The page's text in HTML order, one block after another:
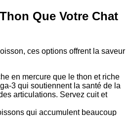
Que Votre Chat
ces options offrent la saveur
en mercure que le thon et riche
3 qui soutiennent la santé de la
articulations. Servez cuit et
qui accumulent beaucoup